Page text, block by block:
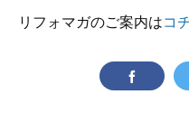
リフォマガのご案内はコ